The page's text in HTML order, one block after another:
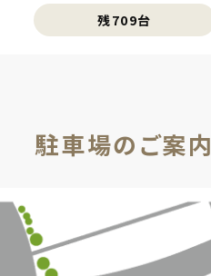
残709台
駐車場のご案内